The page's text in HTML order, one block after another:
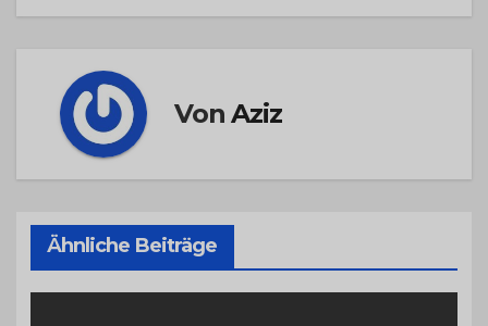
VonAziz
Ähnliche Beiträge